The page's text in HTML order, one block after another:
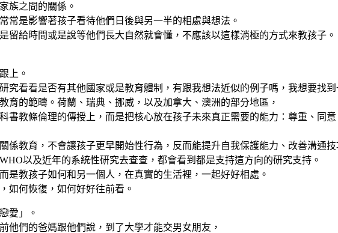
族之間的關係。
常是影響著孩子看待他們日後與另一半的相處與想法。
留給時間或是說等他們長大自然就會懂，不應該以這樣消極的方式來教孩子。
上。
究看看是否有其他國家或是教育體制，有跟我想法近似的例子嗎，我想要找
育的範疇。荷蘭、瑞典、挪威，以及加拿大、澳洲的部分地區，
書教條倫理的傳授上，而是把核心放在孩子未來真正需要的能力：尊重、同
係教育，不會讓孩子更早開始性行為，反而能提升自我保護能力、改善溝通
以及近年的系統性研究去查查，都會看到都是支持這方向的研究支持。
是教孩子如何和另一個人，在真實的生活裡，一起好好相處。
如何恢復，如何好好往前看。
愛」。
他們的爸媽跟他們說，到了大學才能交男女朋友，